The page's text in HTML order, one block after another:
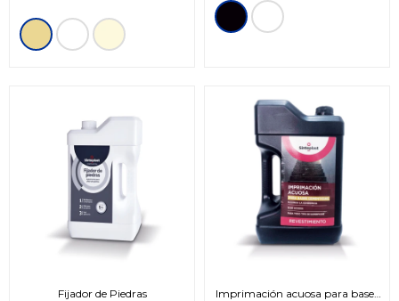
Fijador de Piedras
Imprimación acuosa para bases